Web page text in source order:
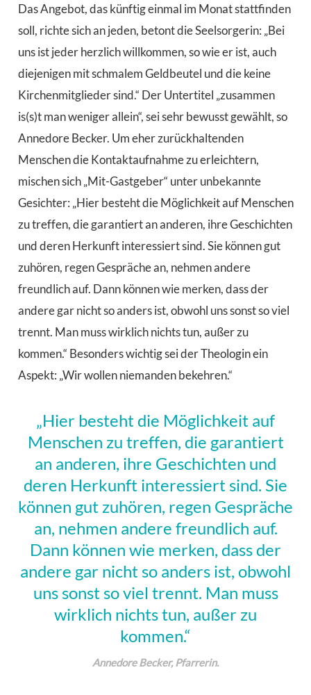
Das Angebot, das künftig einmal im Monat stattfinden
soll, richte sich an jeden, betont die Seelsorgerin: „Bei
uns ist jeder herzlich willkommen, so wie er ist, auch
diejenigen mit schmalem Geldbeutel und die keine
Kirchenmitglieder sind.“ Der Untertitel „zusammen
is(s)t man weniger allein“, sei sehr bewusst gewählt, so
Annedore Becker. Um eher zurückhaltenden
Menschen die Kontaktaufnahme zu erleichtern,
mischen sich „Mit-Gastgeber“ unter unbekannte
Gesichter: „Hier besteht die Möglichkeit auf Menschen
zu treffen, die garantiert an anderen, ihre Geschichten
und deren Herkunft interessiert sind. Sie können gut
zuhören, regen Gespräche an, nehmen andere
freundlich auf. Dann können wie merken, dass der
andere gar nicht so anders ist, obwohl uns sonst so viel
trennt. Man muss wirklich nichts tun, außer zu
kommen.“ Besonders wichtig sei der Theologin ein
Aspekt: „Wir wollen niemanden bekehren.“
„Hier besteht die Möglichkeit auf
Menschen zu treffen, die garantiert
an anderen, ihre Geschichten und
deren Herkunft interessiert sind. Sie
können gut zuhören, regen Gespräche
an, nehmen andere freundlich auf.
Dann können wie merken, dass der
andere gar nicht so anders ist, obwohl
uns sonst so viel trennt. Man muss
wirklich nichts tun, außer zu
kommen.“
Annedore Becker, Pfarrerin.